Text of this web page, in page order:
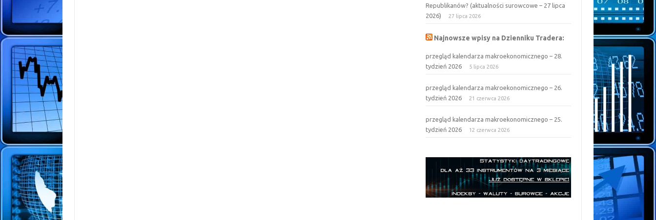
Republikanów? (aktualności surowcowe – 27 lipca
2026)
27 lipca 2026
Najnowsze wpisy na Dzienniku Tradera:
przegląd kalendarza makroekonomicznego – 28.
tydzień 2026
5 lipca 2026
przegląd kalendarza makroekonomicznego – 26.
tydzień 2026
21 czerwca 2026
przegląd kalendarza makroekonomicznego – 25.
tydzień 2026
12 czerwca 2026